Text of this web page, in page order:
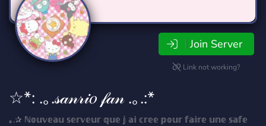
Join Server
Link not working?
☆*: .｡.𝓈𝒶𝓃𝓇𝒾𝑜 𝒻𝒶𝓃 .｡.:*
｡.✰ ℕ𝕠𝕦𝕧𝕖𝕒𝕦 𝕤𝕖𝕣𝕧𝕖𝕦𝕣 𝕢𝕦𝕖 𝕛 𝕒𝕚 𝕔𝕣𝕖𝕖 𝕡𝕠𝕦𝕣 𝕗𝕒𝕚𝕣𝕖 𝕦𝕟𝕖 𝕤𝕒𝕗𝕖